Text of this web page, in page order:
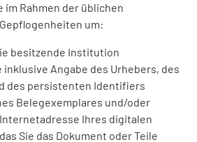
im Rahmen der üblichen
um:
besitzende Institution
inklusive Angabe des Urhebers, des
des persistenten Identifiers
Belegexemplares und/oder
Ihres digitalen
Sie das Dokument oder Teile